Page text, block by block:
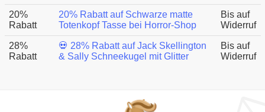
20%
Rabatt
20% Rabatt auf Schwarze matte
Totenkopf Tasse bei Horror-Shop
Bis auf
Widerruf
28%
Rabatt
💀 28% Rabatt auf Jack Skellington
& Sally Schneekugel mit Glitter
Bis auf
Widerruf